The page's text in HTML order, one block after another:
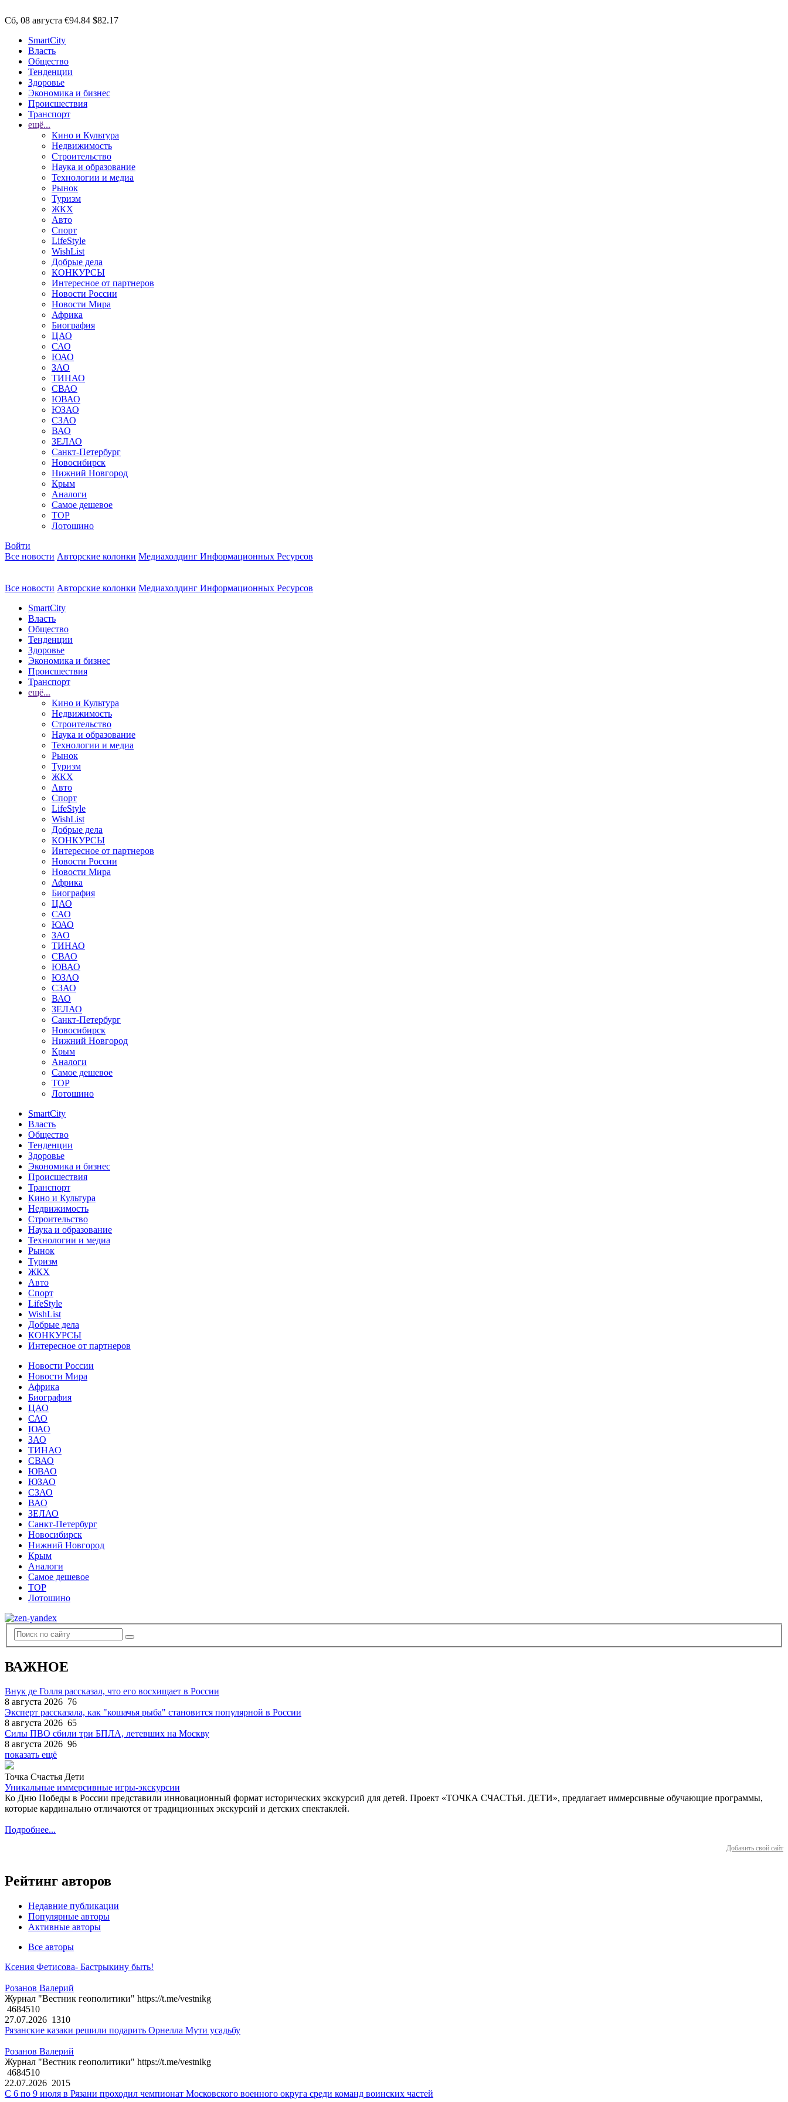
Сб, 08 августа €94.84 $82.17
SmartCity
Власть
Общество
Тенденции
Здоровье
Экономика и бизнес
Происшествия
Транспорт
ещё...
Кино и Культура
Недвижимость
Строительство
Наука и образование
Технологии и медиа
Рынок
Туризм
ЖКХ
Авто
Спорт
LifeStyle
WishList
Добрые дела
КОНКУРСЫ
Интересное от партнеров
Новости России
Новости Мира
Африка
Биография
ЦАО
САО
ЮАО
ЗАО
ТИНАО
СВАО
ЮВАО
ЮЗАО
СЗАО
ВАО
ЗЕЛАО
Санкт-Петербург
Новосибирск
Нижний Новгород
Крым
Аналоги
Самое дешевое
TOP
Лотошино
Войти
Все новости Авторские колонки Медиахолдинг Информационных Ресурсов
Все новости Авторские колонки Медиахолдинг Информационных Ресурсов
SmartCity
Власть
Общество
Тенденции
Здоровье
Экономика и бизнес
Происшествия
Транспорт
ещё...
Кино и Культура
Недвижимость
Строительство
Наука и образование
Технологии и медиа
Рынок
Туризм
ЖКХ
Авто
Спорт
LifeStyle
WishList
Добрые дела
КОНКУРСЫ
Интересное от партнеров
Новости России
Новости Мира
Африка
Биография
ЦАО
САО
ЮАО
ЗАО
ТИНАО
СВАО
ЮВАО
ЮЗАО
СЗАО
ВАО
ЗЕЛАО
Санкт-Петербург
Новосибирск
Нижний Новгород
Крым
Аналоги
Самое дешевое
TOP
Лотошино
SmartCity
Власть
Общество
Тенденции
Здоровье
Экономика и бизнес
Происшествия
Транспорт
Кино и Культура
Недвижимость
Строительство
Наука и образование
Технологии и медиа
Рынок
Туризм
ЖКХ
Авто
Спорт
LifeStyle
WishList
Добрые дела
КОНКУРСЫ
Интересное от партнеров
Новости России
Новости Мира
Африка
Биография
ЦАО
САО
ЮАО
ЗАО
ТИНАО
СВАО
ЮВАО
ЮЗАО
СЗАО
ВАО
ЗЕЛАО
Санкт-Петербург
Новосибирск
Нижний Новгород
Крым
Аналоги
Самое дешевое
TOP
Лотошино
ВАЖНОЕ
Внук де Голля рассказал, что его восхищает в России
8 августа 2026 76
Эксперт рассказала, как "кошачья рыба" становится популярной в России
8 августа 2026 65
Силы ПВО сбили три БПЛА, летевших на Москву
8 августа 2026 96
показать ещё
Точка Счастья Дети
Уникальные иммерсивные игры-экскурсии
Ко Дню Победы в России представили инновационный формат исторических экскурсий для детей. Проект «ТОЧКА СЧАСТЬЯ. ДЕТИ», предлагает иммерсивные обучающие программы,
которые кардинально отличаются от традиционных экскурсий и детских спектаклей.
Подробнее...
Добавить свой сайт
Рейтинг авторов
Недавние публикации
Популярные авторы
Активные авторы
Все авторы
Ксения Фетисова- Бастрыкину быть!
Розанов Валерий
Журнал "Вестник геополитики" https://t.me/vestnikg
4684510
27.07.2026 1310
Рязанские казаки решили подарить Орнелла Мути усадьбу
Розанов Валерий
Журнал "Вестник геополитики" https://t.me/vestnikg
4684510
22.07.2026 2015
С 6 по 9 июля в Рязани проходил чемпионат Московского военного округа среди команд воинских частей